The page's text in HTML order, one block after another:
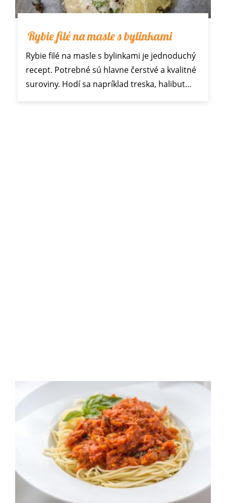
Rybie filé na masle s bylinkami
Rybie filé na masle s bylinkami je jednoduchý
recept. Potrebné sú hlavne čerstvé a kvalitné
suroviny. Hodí sa napríklad treska, halibut…